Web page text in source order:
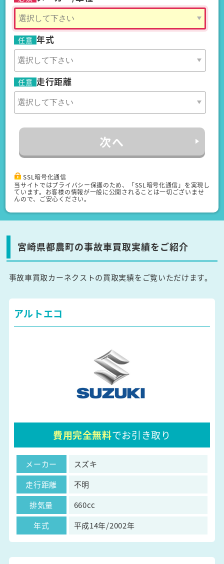
任意 年式
任意 走行距離
次へ
SSL暗号化通信
当サイトではプライバシー保護のため、「SSL暗号化通信」を実現し
ています。お客様の情報が一般に公開されることは一切ございませ
んので、ご安心ください。
宮崎県都農町の事故車買取実績をご紹介
事故車買取カーネクストの買取実績をご覧いただけます。
アルトエコ
費用完全無料でお引き取り
メーカー
スズキ
走行距離
不明
排気量
660cc
年式
平成14年/2002年